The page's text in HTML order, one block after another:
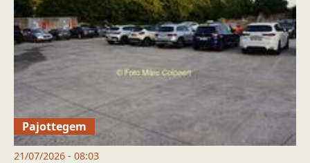
Pajottegem
21/07/2026 - 08:03